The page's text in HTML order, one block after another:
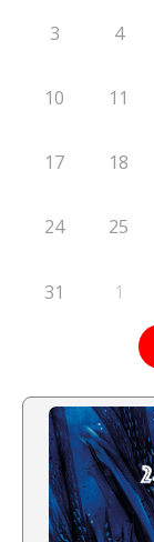
3 4
10 11
17 18
24 25
31 1